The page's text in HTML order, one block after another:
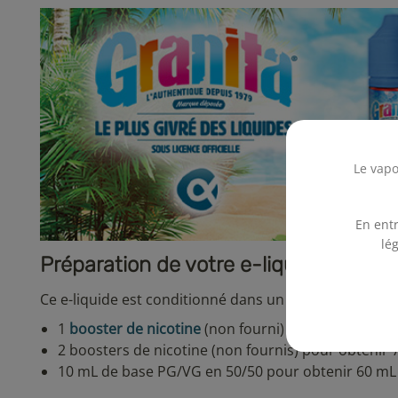
Le
En
Préparation de votre e-liquide Fruits
Ce e-liquide est conditionné dans un flacon de 70
1 booster de nicotine(non fourni) pour obtenir 60
2 boosters de nicotine (non fournis) pour obtenir
10 mL de base PG/VG en 50/50 pour obtenir 60